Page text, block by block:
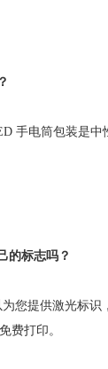
手电筒包装是中
的标志吗？
您提供激光标识
费打印。